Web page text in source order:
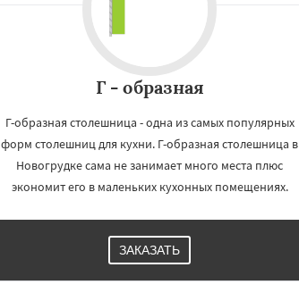
Г - образная
Г-образная столешница - одна из самых популярных
форм столешниц для кухни. Г-образная столешница в
Новогрудке сама не занимает много места плюс
экономит его в маленьких кухонных помещениях.
ЗАКАЗАТЬ